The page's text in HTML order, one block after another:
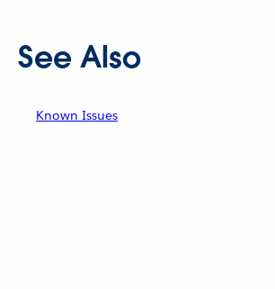
See Also
Known Issues